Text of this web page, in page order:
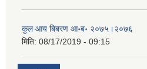
कुल आय बिबरण आ॰ब॰ २०७५।२०७६
मिति: 08/17/2019 - 09:15